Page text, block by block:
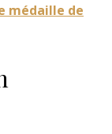
médaille de